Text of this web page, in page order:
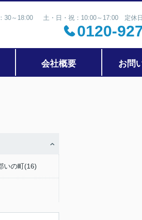
30～18:00 土・日・祝：10:00～17:00 定休
0120-
会社概要 お問
いの町(16)